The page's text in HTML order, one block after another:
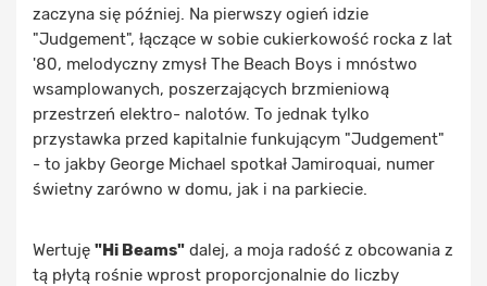
zaczyna się później. Na pierwszy ogień idzie
"Judgement", łączące w sobie cukierkowość rocka z lat
'80, melodyczny zmysł The Beach Boys i mnóstwo
wsamplowanych, poszerzających brzmieniową
przestrzeń elektro- nalotów. To jednak tylko
przystawka przed kapitalnie funkującym "Judgement"
- to jakby George Michael spotkał Jamiroquai, numer
świetny zarówno w domu, jak i na parkiecie.
Wertuję "Hi Beams" dalej, a moja radość z obcowania z
tą płytą rośnie wprost proporcjonalnie do liczby